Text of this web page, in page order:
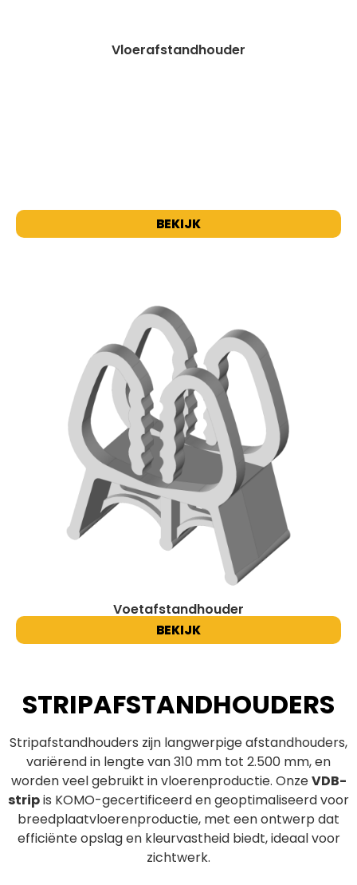
Vloerafstandhouder
BEKIJK
Voetafstandhouder
BEKIJK
STRIPAFSTANDHOUDERS
Stripafstandhouders zijn langwerpige afstandhouders,
variërend in lengte van 310 mm tot 2.500 mm, en
worden veel gebruikt in vloerenproductie. OnzeVDB-
stripis KOMO-gecertificeerd en geoptimaliseerd voor
breedplaatvloerenproductie, met een ontwerp dat
efficiënte opslag en kleurvastheid biedt, ideaal voor
zichtwerk.